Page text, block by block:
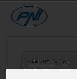
Salta
al
contenuto
della